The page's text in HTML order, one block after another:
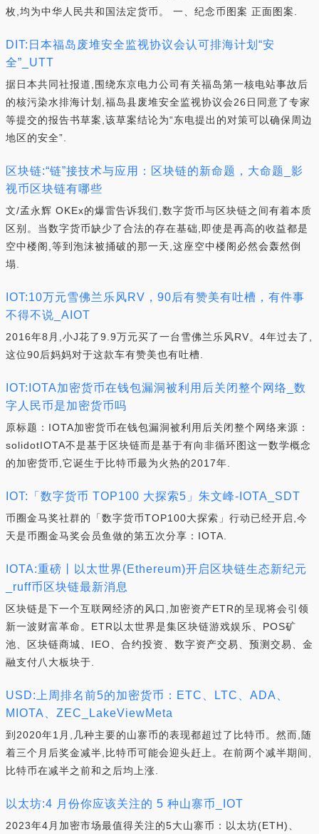
枚,均为中华人民共和国法定货币。 一、纪念币图案 正面图案.
DIT:日本福岛废堆安全监视协议会认可排海计划“安
全”_UTT
据日本共同社报道,围绕东京电力公司有关福岛第一核电站事故后
的核污染水排海计划,福岛县废堆安全监视协议会26日同意了专家
等提交的报告书草案,该草案结论为“东电提出的对策可以确保周边
地区的安全”.
区块链:“链”接技术与应用：区块链的新命题，大命题_影
视币区块链有哪些
文/孟永辉 OKEx的爆雷告诉我们,数字货币与区块链之间有着本质
区别。当数字货币缺少了合法的存在基础,即使是再高的收益都是
空中楼阁,等到泡沫被捅破的那一天,这座空中楼阁必然会轰然倒
塌.
IOT:10万元雪佛兰乐风RV，90后有赞美有吐槽，有件事
不得不说_AIOT
2016年8月,小J花了9.9万元买了一台雪佛兰乐风RV。4年过去了,
这位90后妈妈对于这款车有赞美也有吐槽.
IOT:IOTA加密货币在钱包漏洞被利用后关闭整个网络_数
字人民币是加密货币吗
原标题：IOTA加密货币在钱包漏洞被利用后关闭整个网络来源：
solidotIOTA不是基于区块链而是基于有向非循环图这一数学概念
的加密货币,它诞生于比特币最为火热的2017年.
IOT:「数字货币 TOP100 大探索5」朱文峰-IOTA_SDT
币圈金马奖社群的「数字货币TOP100大探索」行动已经开启,今
天是币圈金马奖会员鱼做的第五次分享：IOTA.
IOTA:重磅丨以太世界(Ethereum)开启区块链生态新纪元
_ruff币区块链最新消息
区块链是下一个互联网经济的风口,加密资产ETR的呈现将会引领
新一波财富革命。ETR以太世界是集区块链游戏娱乐、POS矿
池、区块链商城、IEO、合约投资、数字资产交易、预测交易、金
融支付八大板块于.
USD:上周排名前5的加密货币：ETC、LTC、ADA、
MIOTA、ZEC_LakeViewMeta
到2020年1月,几种主要的山寨币的表现都超过了比特币。然而,随
着三个月后奖金减半,比特币可能会迎头赶上。在前两个减半期间,
比特币在减半之前和之后均上涨.
以太坊:4 月份你应该关注的 5 种山寨币_IOT
2023年4月加密市场最值得关注的5大山寨币：以太坊(ETH)、